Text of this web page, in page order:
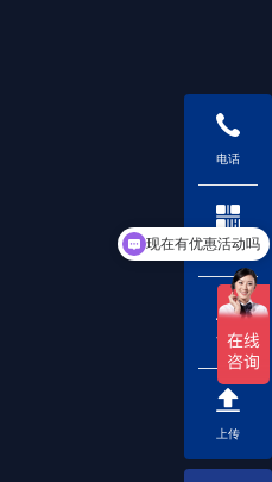
电话
二维码
下载
上传
现在有优惠活动吗